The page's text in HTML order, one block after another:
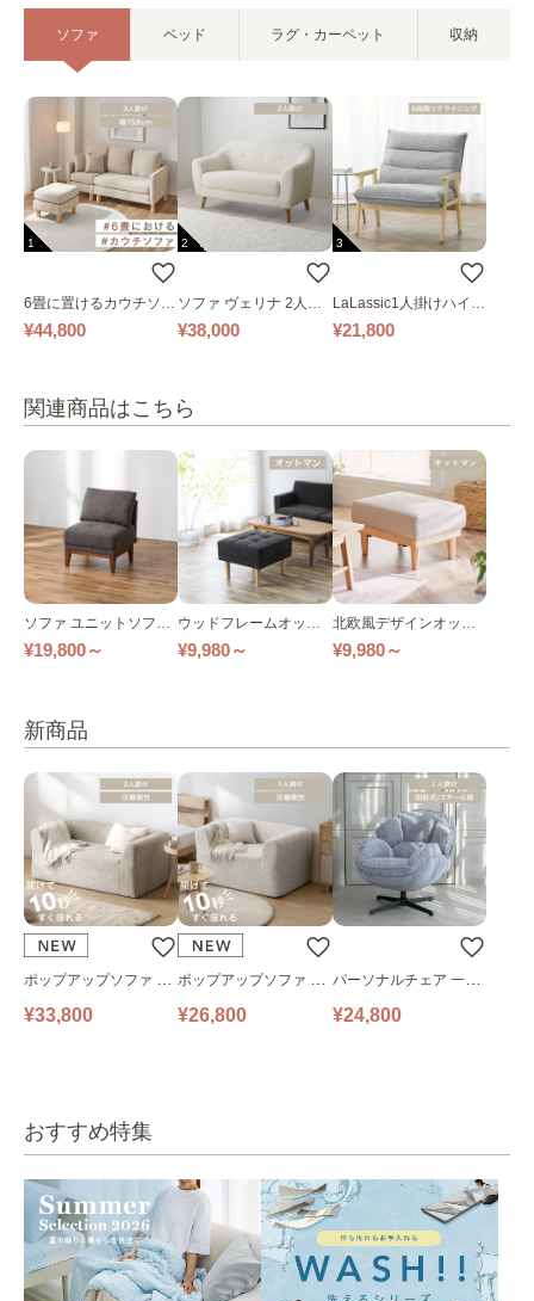
ソファ ベッド ラグ・カーペット 収納
1
6畳に置けるカウチソフ
ァ｜ベージュ
¥44,800
2
ソファ ヴェリナ 2人掛
け
¥38,000
3
LaLassic1人掛けハイバ
ックソファ ワイド
¥21,800
関連商品はこちら
ソファ ユニットソファ
組み合わせできるソフ
¥19,800～
ウッドフレームオット
マン
¥9,980～
北欧風デザインオット
マン NDS-OT
¥9,980～
新商品
ポップアップソファ ソ
ファ フロアソファ 幅14
¥33,800
ポップアップソファ ソ
ファ フロアソファ 幅10
¥26,800
パーソナルチェア 一人
掛けソファ O’HANA ソ
¥24,800
おすすめ特集